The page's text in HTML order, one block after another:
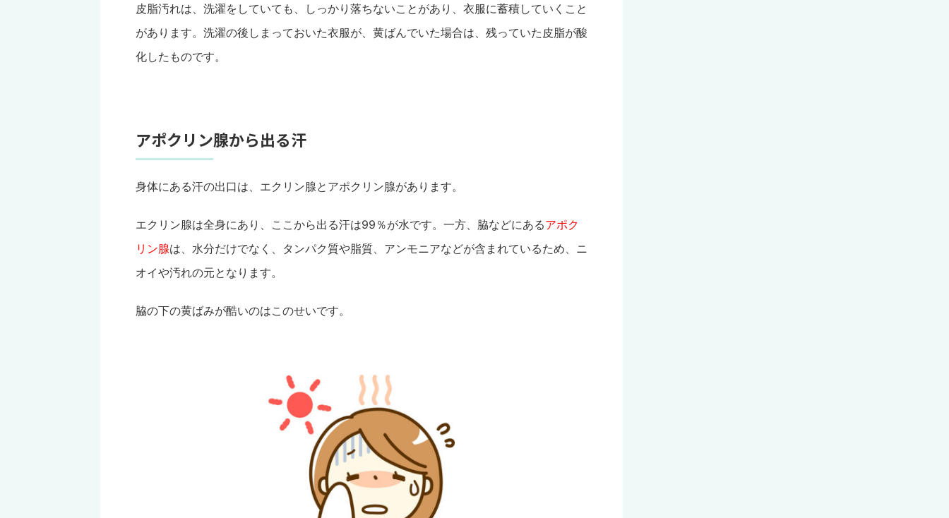
皮脂汚れは、洗濯をしていても、しっかり落ちないことがあり、衣服に蓄積していくこと
があります。洗濯の後しまっておいた衣服が、黄ばんでいた場合は、残っていた皮脂が酸
化したものです。
アポクリン腺から出る汗
身体にある汗の出口は、エクリン腺とアポクリン腺があります。
エクリン腺は全身にあり、ここから出る汗は99％が水です。一方、脇などにあるアポク
リン腺は、水分だけでなく、タンパク質や脂質、アンモニアなどが含まれているため、ニ
オイや汚れの元となります。
脇の下の黄ばみが酷いのはこのせいです。